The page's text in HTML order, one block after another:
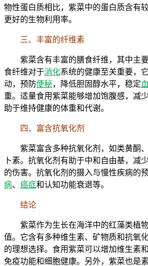
物性蛋白质相比，紫菜中的蛋白质含有
更好的生物利用率。
三、丰富的纤维素
紫菜含有丰富的膳食纤维，其中主
食纤维对于消化系统的健康至关重要，
动，预防便秘，降低胆固醇水平，稳定
重。适量食用紫菜能够增加饱腹感，减
助于维持健康的体重和代谢。
四、富含抗氧化剂
紫菜富含多种抗氧化剂，如类黄酮
卜素。抗氧化剂有助于中和自由基，减
的伤害。抗氧化剂的摄入与慢性疾病的
病、 癌症和认知功能衰退等。
结论
紫菜作为生长在海洋中的红藻类植
值。它含有多种维生素、矿物质和抗氧
的理想选择。食用紫菜可以增加维生素
免疫功能和细胞健康。另外，紫菜也是